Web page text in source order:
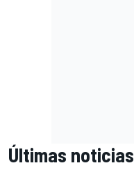
Últimas noticias